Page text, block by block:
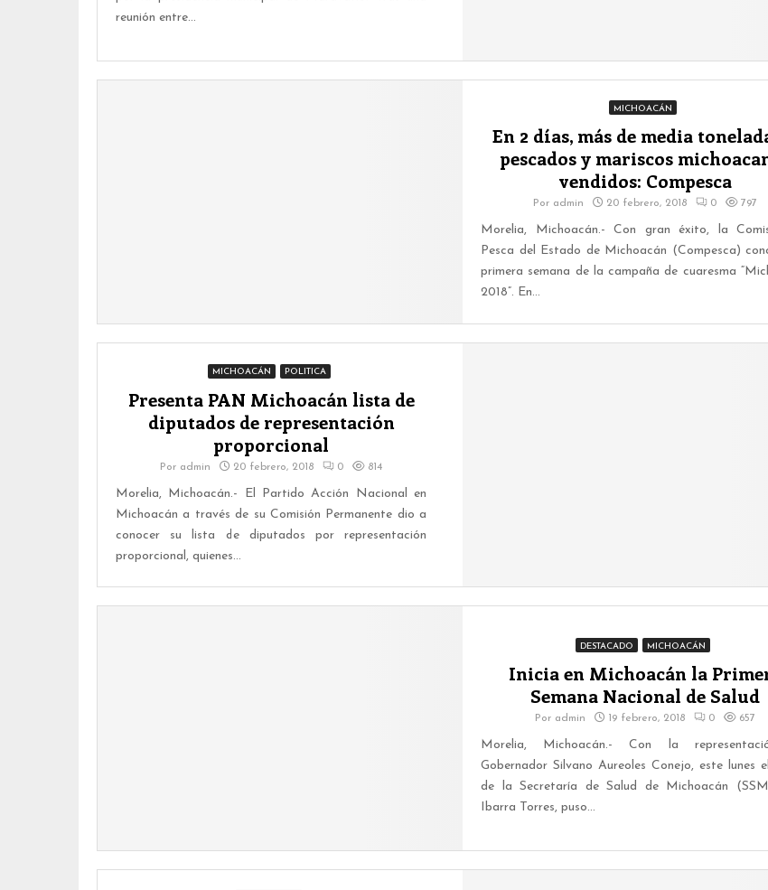
reunión entre...
MICHOACÁN
En 2 días, más de media
pescados y mariscos
vendidos: Compesca
Por admin 20 febrero, 2018 0 797
Morelia, Michoacán.- Con gran éxito, la
Pesca del Estado de Michoacán (Compesca)
primera semana de la campaña de cuaresma
2018”. En...
MICHOACÁN POLITICA
Presenta PAN Michoacán lista de
diputados de representación
proporcional
Por admin 20 febrero, 2018 0 814
Morelia, Michoacán.- El Partido Acción Nacional en
Michoacán a través de su Comisión Permanente dio a
conocer su lista de diputados por representación
proporcional, quienes...
DESTACADO MICHOACÁN
Inicia en Michoacán la
Semana Nacional de Salud
Por admin 19 febrero, 2018 0 657
Morelia, Michoacán.- Con la
Gobernador Silvano Aureoles Conejo, este lunes
de la Secretaría de Salud de Michoacán
Ibarra Torres, puso...